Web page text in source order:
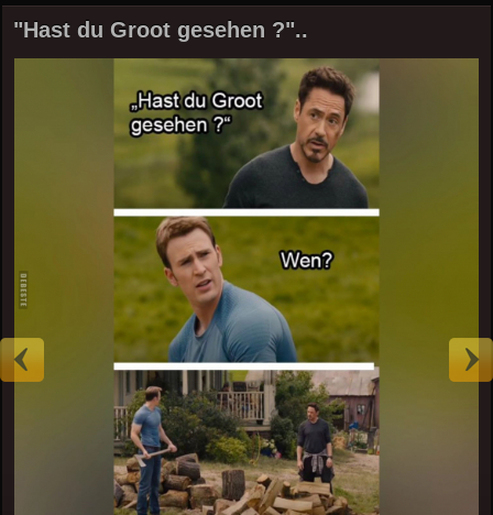
"Hast du Groot gesehen ?"..